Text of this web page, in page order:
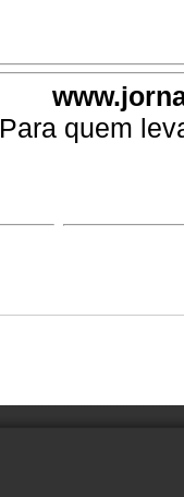
Para quem